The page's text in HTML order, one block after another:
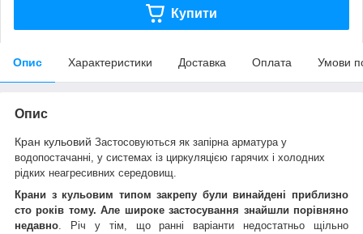
Купити
Опис Характеристики Доставка Оплата Умови
Опис
Кран кульовий Застосовуються як запірна арматура у
водопостачанні, у системах із циркуляцією гарячих і холодних
рідких неагресивних середовищ.
Крани з кульовим типом закрепу були винайдені приблизно
сто років тому. Але широке застосування знайшли порівняно
недавно . Річ у тім, що ранні варіанти недостатньо щільно